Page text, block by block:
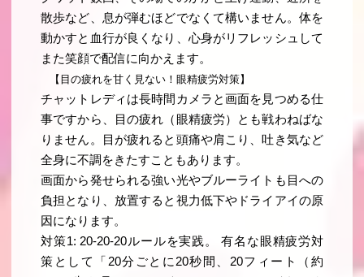
散歩など、息が弾むほどでなくて構いません。体を
動かすと血行が良くなり、心身がリフレッシュして
また笑顔で配信に向かえます。
【目の疲れを甘く見ない！眼精疲労対策】
チャットレディは長時間カメラと画面を見つめる仕
事ですから、目の疲れ（眼精疲労）とも戦わねばな
りません。目が疲れると頭痛や肩こり、吐き気など
全身に不調をきたすこともあります。
画面から発せられる強い光やブルーライトも目への
負担となり、放置すると視力低下やドライアイの原
因になります。
対策1: 20-20-20ルールを実践。 有名な眼精疲労対
策として「20分ごとに20秒間、20フィート（約